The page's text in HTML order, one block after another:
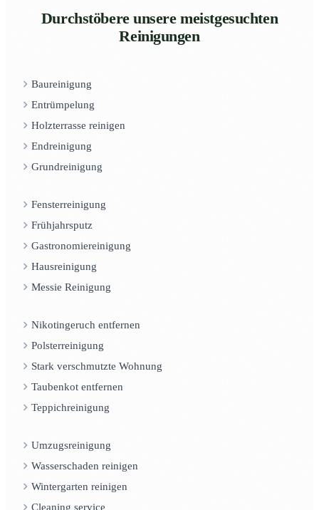
Durchstöbere unsere meistgesuchten
Reinigungen
Baureinigung
Entrümpelung
Holzterrasse reinigen
Endreinigung
Grundreinigung
Fensterreinigung
Frühjahrsputz
Gastronomiereinigung
Hausreinigung
Messie Reinigung
Nikotingeruch entfernen
Polsterreinigung
Stark verschmutzte Wohnung
Taubenkot entfernen
Teppichreinigung
Umzugsreinigung
Wasserschaden reinigen
Wintergarten reinigen
Cleaning service